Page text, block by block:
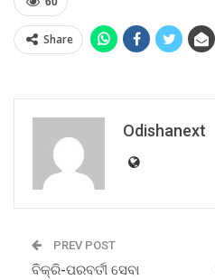
Share
Odishanext
PREV POST
ବିକ୍ରି-ପରବର୍ତୀ ସେବା